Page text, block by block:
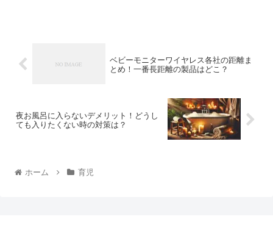
ベビーモニターワイヤレス各社の距離ま
とめ！一番長距離の製品はどこ？
夜お風呂に入らないデメリット！どうし
ても入りたくない時の対策は？
ホーム 育児